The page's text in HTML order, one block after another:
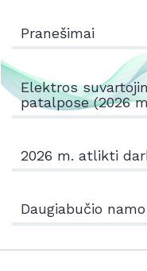
Kaimo gyvenvietės
Lėšų kaupimas
Kontaktai
Pranešimai
Elektros
patalpose (2026
2026 m. atlikti
Daugiabučio